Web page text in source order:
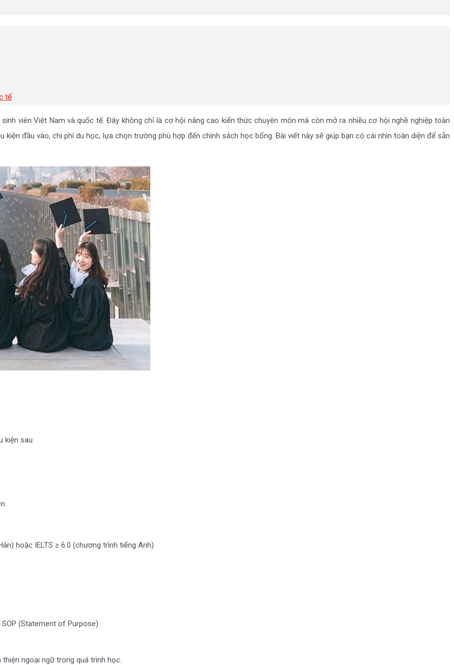
tế
viên Việt Nam và quốc tế. Đây không chỉ là cơ hội nâng cao kiến thức chuyên môn mà còn mở ra nhiều cơ hội nghề nghiệp toàn
kiện đầu vào, chi phí du học, lựa chọn trường phù hợp đến chính sách học bổng. Bài viết này sẽ giúp bạn có cái nhìn toàn diện để sẵn
kiện sau:
hoặc IELTS ≥ 6.0 (chương trình tiếng Anh)
(Statement of Purpose)
ngoại ngữ trong quá trình học.